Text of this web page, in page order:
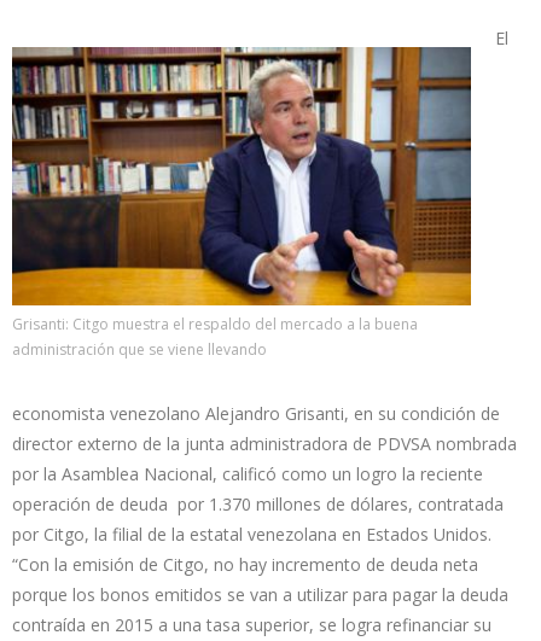
Grisanti: Citgo muestra el respaldo del mercado a la buena
administración que se viene llevando
El
economista venezolano Alejandro Grisanti, en su condición de
director externo de la junta administradora de PDVSA nombrada
por la Asamblea Nacional, calificó como un logro la reciente
operación de deuda por 1.370 millones de dólares, contratada
por Citgo, la filial de la estatal venezolana en Estados Unidos.
“Con la emisión de Citgo, no hay incremento de deuda neta
porque los bonos emitidos se van a utilizar para pagar la deuda
contraída en 2015 a una tasa superior, se logra refinanciar su